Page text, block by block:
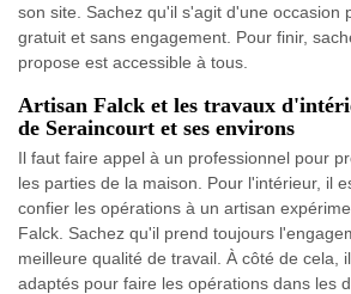
son site. Sachez qu'il s'agit d'une occasion
gratuit et sans engagement. Pour finir,
propose est accessible à tous.
Artisan Falck et les travaux
de Seraincourt et ses environs
Il faut faire appel à un professionnel pour
les parties de la maison. Pour l'intérieur, il
confier les opérations à un artisan
Falck. Sachez qu'il prend toujours
meilleure qualité de travail. À côté de cela,
adaptés pour faire les opérations dans les